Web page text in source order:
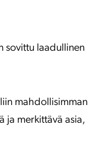
sovittu laadullinen
mahdollisimman
ja merkittävä asia,